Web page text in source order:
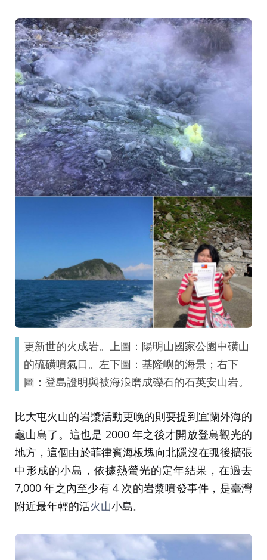
更新世的火成岩。上圖：陽明山國家公園中磺山
的硫磺噴氣口。左下圖：基隆嶼的海景；右下
圖：登島證明與被海浪磨成礫石的石英安山岩。
比大屯火山的岩漿活動更晚的則要提到宜蘭外海的
龜山島了。這也是 2000 年之後才開放登島觀光的
地方，這個由於菲律賓海板塊向北隱沒在弧後擴張
中形成的小島，依據熱螢光的定年結果，在過去
7,000 年之內至少有 4 次的岩漿噴發事件，是臺灣
附近最年輕的活火山小島。